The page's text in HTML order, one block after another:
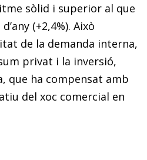
sòlid i superior al que
(+2,4%). Això
de la demanda interna,
privat i la inversió,
que ha compensat amb
del xoc comercial en